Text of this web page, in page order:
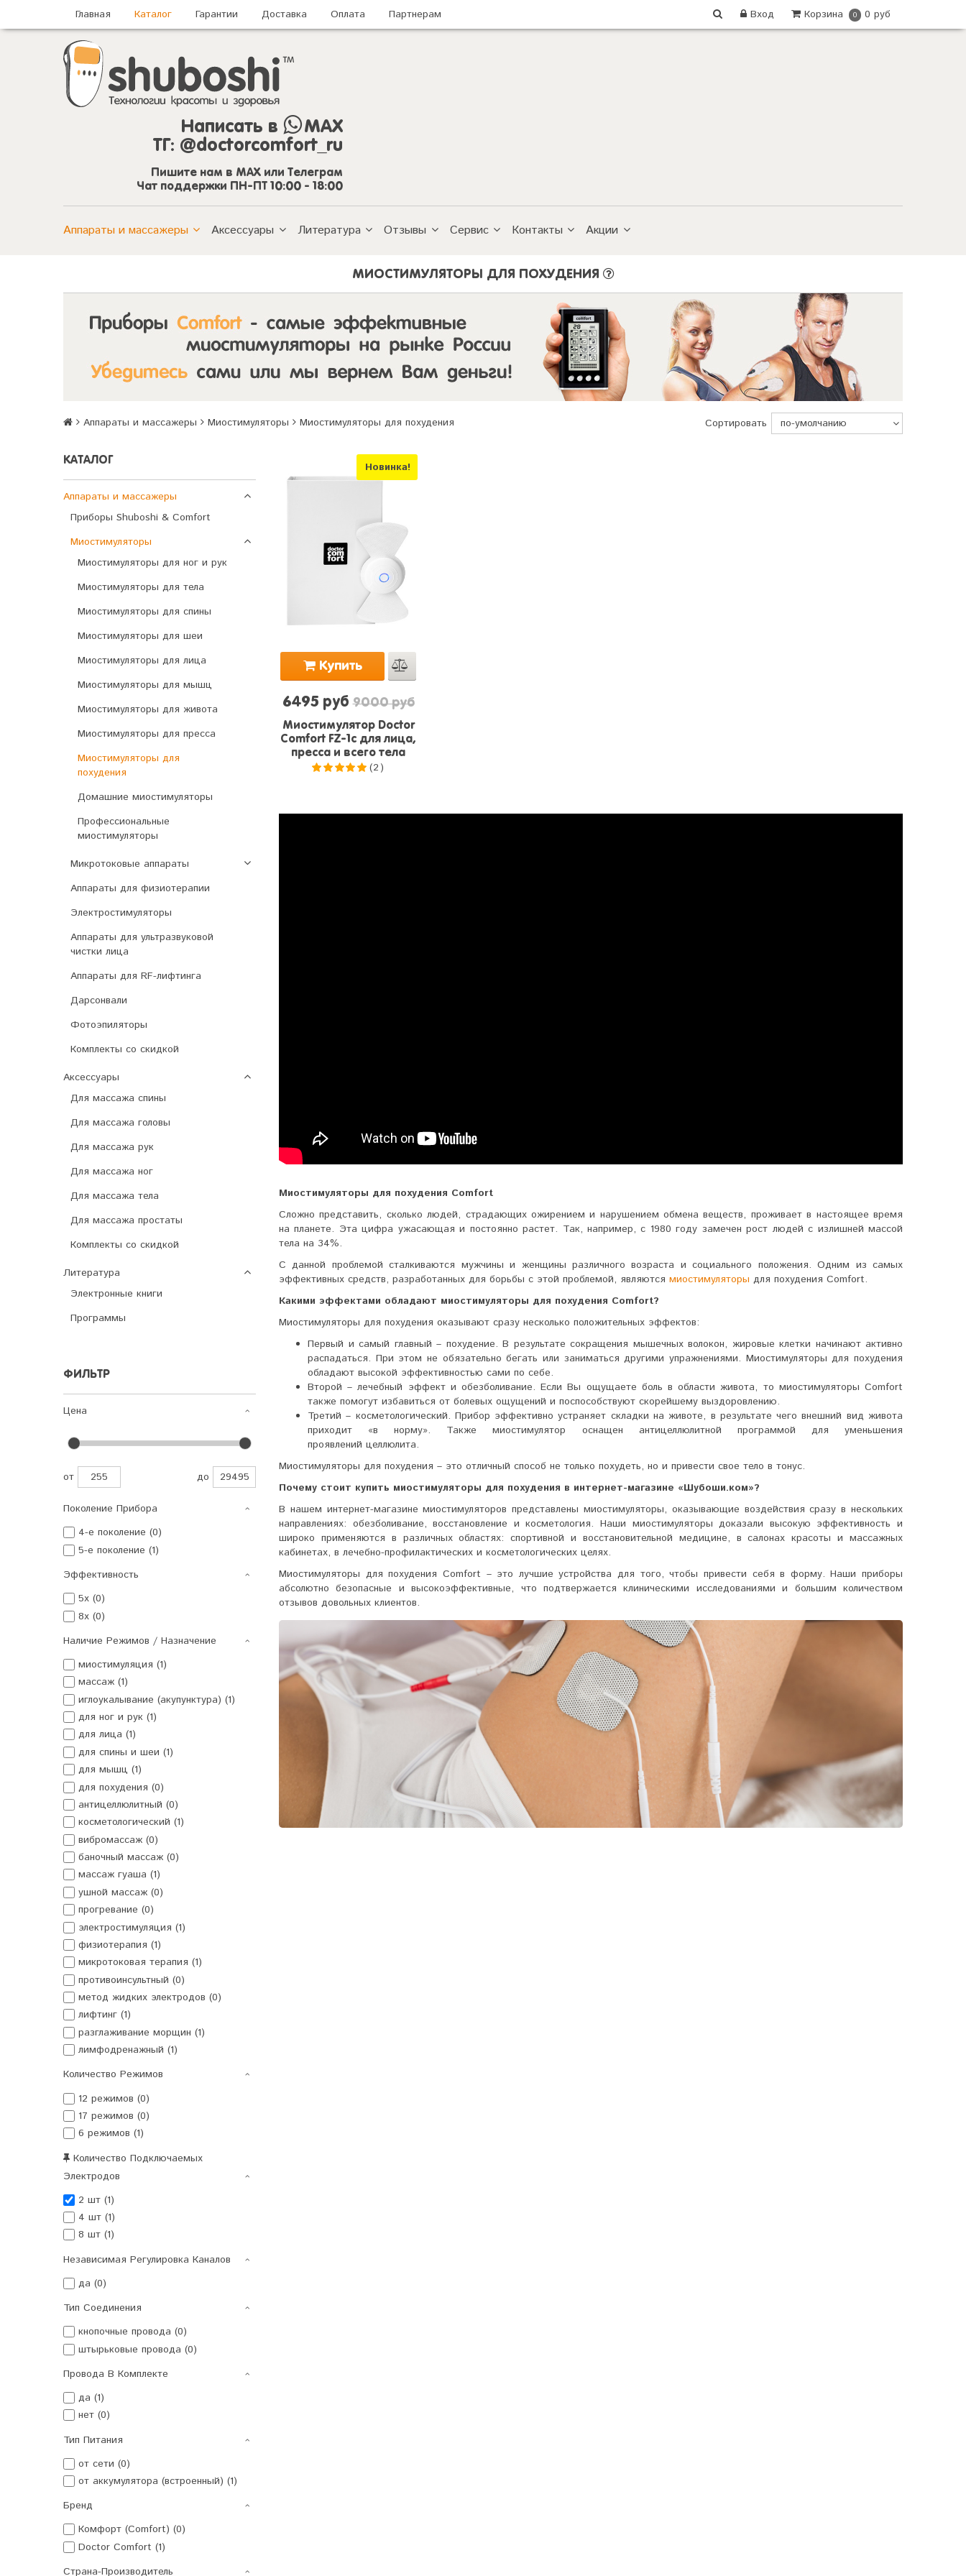
Главная Каталог Гарантии Доставка Оплата Партнерам Корзина 0 0 руб
Вход
Написать в
MAX
ТГ: @doctorcomfort_ru
Пишите нам в MAX или Телеграм
Чат поддержки ПН-ПТ 10:00 - 18:00
Аппараты и массажеры Аксессуары Литература Отзывы Сервис Контакты Акции
МИОСТИМУЛЯТОРЫ ДЛЯ ПОХУДЕНИЯ
Аппараты и массажеры Миостимуляторы Миостимуляторы для похудения Сортировать
КАТАЛОГ
Аппараты и массажеры
Приборы Shuboshi & Comfort
Миостимуляторы
Миостимуляторы для ног и рук
Миостимуляторы для тела
Миостимуляторы для спины
Миостимуляторы для шеи
Миостимуляторы для лица
Миостимуляторы для мышц
Миостимуляторы для живота
Миостимуляторы для пресса
Миостимуляторы для
похудения
Домашние миостимуляторы
Профессиональные
миостимуляторы
Микротоковые аппараты
Аппараты для физиотерапии
Электростимуляторы
Аппараты для ультразвуковой
чистки лица
Аппараты для RF-лифтинга
Дарсонвали
Фотоэпиляторы
Комплекты со скидкой
Аксессуары
Для массажа спины
Для массажа головы
Для массажа рук
Для массажа ног
Для массажа тела
Для массажа простаты
Комплекты со скидкой
Литература
Электронные книги
Программы
ФИЛЬТР
Цена
от до
Поколение Прибора
4-е поколение (0)
5-е поколение (1)
Эффективность
5x (0)
8x (0)
Наличие Режимов / Назначение
миостимуляция (1)
массаж (1)
иглоукалывание (акупунктура) (1)
для ног и рук (1)
для лица (1)
для спины и шеи (1)
для мышц (1)
для похудения (0)
антицеллюлитный (0)
косметологический (1)
вибромассаж (0)
баночный массаж (0)
массаж гуаша (1)
ушной массаж (0)
прогревание (0)
электростимуляция (1)
физиотерапия (1)
микротоковая терапия (1)
противоинсультный (0)
метод жидких электродов (0)
лифтинг (1)
разглаживание морщин (1)
лимфодренажный (1)
Количество Режимов
12 режимов (0)
17 режимов (0)
6 режимов (1)
Количество Подключаемых
Электродов
2 шт (1)
4 шт (1)
8 шт (1)
Независимая Регулировка Каналов
да (0)
Тип Соединения
кнопочные провода (0)
штырьковые провода (0)
Провода В Комплекте
да (1)
нет (0)
Тип Питания
от сети (0)
от аккумулятора (встроенный) (1)
Бренд
Комфорт (Comfort) (0)
Doctor Comfort (1)
Страна-Производитель
Новинка!
Купить
6495 руб9000 руб
Миостимулятор Doctor
Comfort FZ-1c для лица,
пресса и всего тела
(2)
Миостимуляторы для похудения Comfort
Сложно представить, сколько людей, страдающих ожирением и нарушением обмена веществ, проживает в настоящее время
на планете. Эта цифра ужасающая и постоянно растет. Так, например, с 1980 году замечен рост людей с излишней массой
тела на 34%.
С данной проблемой сталкиваются мужчины и женщины различного возраста и социального положения. Одним из самых
эффективных средств, разработанных для борьбы с этой проблемой, являются миостимуляторы для похудения Comfort.
Какими эффектами обладают миостимуляторы для похудения Comfort?
Миостимуляторы для похудения оказывают сразу несколько положительных эффектов:
Первый и самый главный – похудение. В результате сокращения мышечных волокон, жировые клетки начинают активно
распадаться. При этом не обязательно бегать или заниматься другими упражнениями. Миостимуляторы для похудения
обладают высокой эффективностью сами по себе.
Второй – лечебный эффект и обезболивание. Если Вы ощущаете боль в области живота, то миостимуляторы Comfort
также помогут избавиться от болевых ощущений и поспособствуют скорейшему выздоровлению.
Третий – косметологический. Прибор эффективно устраняет складки на животе, в результате чего внешний вид живота
приходит «в норму». Также миостимулятор оснащен антицеллюлитной программой для уменьшения
проявлений целлюлита.
Миостимуляторы для похудения – это отличный способ не только похудеть, но и привести свое тело в тонус.
Почему стоит купить миостимуляторы для похудения в интернет-магазине «Шубоши.ком»?
В нашем интернет-магазине миостимуляторов представлены миостимуляторы, оказывающие воздействия сразу в нескольких
направлениях: обезболивание, восстановление и косметология. Наши миостимуляторы доказали высокую эффективность и
широко применяются в различных областях: спортивной и восстановительной медицине, в салонах красоты и массажных
кабинетах, в лечебно-профилактических и косметологических целях.
Миостимуляторы для похудения Comfort – это лучшие устройства для того, чтобы привести себя в форму. Наши приборы
абсолютно безопасные и высокоэффективные, что подтвержается клиническими исследованиями и большим количеством
отзывов довольных клиентов.